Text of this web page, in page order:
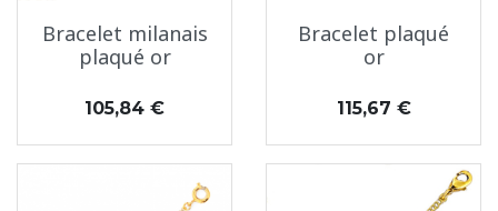
Bracelet milanais
plaqué or
Prix
105,84 €
Bracelet plaqué
or
Prix
115,67 €